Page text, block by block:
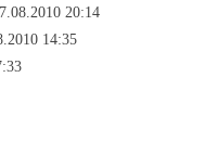
20:14
14:35